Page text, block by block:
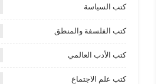
كتب السياسة
كتب الفلسفة والمنطق
كتب الأدب العالمي
كتب علم الاجتماع